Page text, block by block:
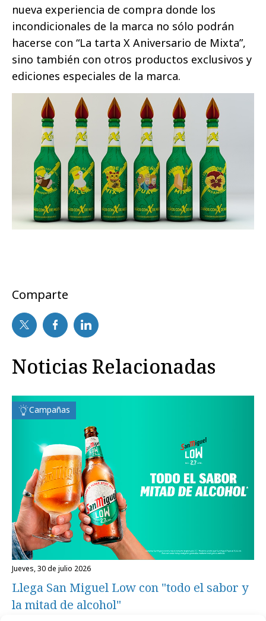
nueva experiencia de compra donde los
incondicionales de la marca no sólo podrán
hacerse con “La tarta X Aniversario de Mixta”,
sino también con otros productos exclusivos y
ediciones especiales de la marca.
Comparte
Noticias Relacionadas
Campañas
jueves, 30 de julio 2026
Llega San Miguel Low con "todo el sabor y
la mitad de alcohol"